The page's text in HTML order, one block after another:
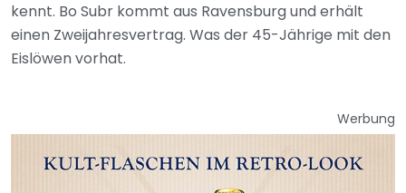
kennt. Bo Subr kommt aus Ravensburg und erhält
einen Zweijahresvertrag. Was der 45-Jährige mit den
Eislöwen vorhat.
Werbung